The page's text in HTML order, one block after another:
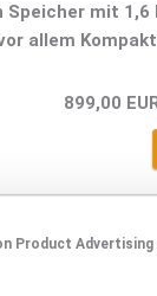
mit 1,6
allem
899,00
Product Advertising